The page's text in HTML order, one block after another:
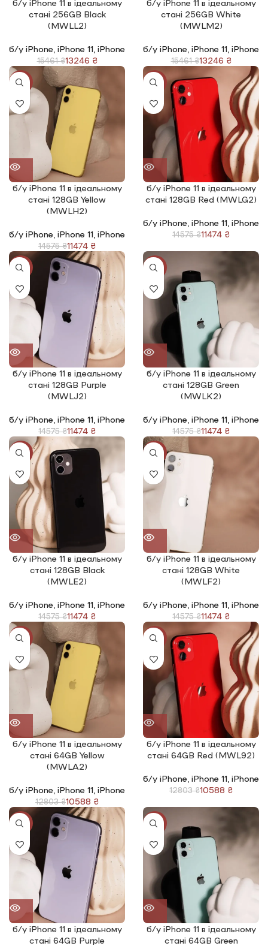
б/у iPhone 11 в ідеальному
стані 256GB Black
(MWLL2)
б/у iPhone iPhone 11 iPhone
15461₴13246 ₴
б/у iPhone 11 в ідеальному
стані 256GB White
(MWLM2)
б/у iPhone iPhone 11 iPhone
15461₴13246 ₴
-21%
б/у iPhone 11 в ідеальному
стані 128GB Yellow
(MWLH2)
б/у iPhone iPhone 11 iPhone
14575₴11474 ₴
-21%
б/у iPhone 11 в ідеальному
стані 128GB Red (MWLG2)
б/у iPhone iPhone 11 iPhone
14575₴11474 ₴
-21%
б/у iPhone 11 в ідеальному
стані 128GB Purple
(MWLJ2)
б/у iPhone iPhone 11 iPhone
14575₴11474 ₴
-21%
б/у iPhone 11 в ідеальному
стані 128GB Green
(MWLK2)
б/у iPhone iPhone 11 iPhone
14575₴11474 ₴
-21%
б/у iPhone 11 в ідеальному
стані 128GB Black
(MWLE2)
б/у iPhone iPhone 11 iPhone
14575₴11474 ₴
-21%
б/у iPhone 11 в ідеальному
стані 128GB White
(MWLF2)
б/у iPhone iPhone 11 iPhone
14575₴11474 ₴
-17%
б/у iPhone 11 в ідеальному
стані 64GB Yellow
(MWLA2)
б/у iPhone iPhone 11 iPhone
12803₴10588 ₴
-17%
б/у iPhone 11 в ідеальному
стані 64GB Red (MWL92)
б/у iPhone iPhone 11 iPhone
12803₴10588 ₴
-17%
б/у iPhone 11 в ідеальному
стані 64GB Purple
-17%
б/у iPhone 11 в ідеальному
стані 64GB Green